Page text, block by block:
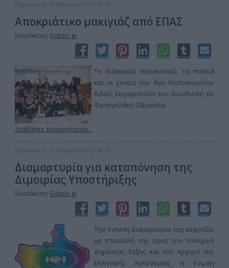
Παρασκευή, 22 Μαρτίου 2013 18:40
Αποκριάτικο μακιγιάζ από ΕΠΑΣ
Συντάκτης: Eidisis.gr
Το διδακτικό προσωπικό, τα παιδιά
και οι γονείς του 9ου Νηπιαγωγείου
Κιλκίς ευχαριστούν τον διευθυντή κο
Φραγγελάκη Οδυσσέα,
Διαβάστε περισσότερα...
Παρασκευή, 22 Μαρτίου 2013 18:30
Διαμαρτυρία για καταπόνηση της
Διμοιρίας Υποστήριξης
Συντάκτης: Eidisis.gr
Την έντονη διαμαρτυρία της εκφράζει
με επιστολή της προς τον Υπουργό
Δημόσιας Τάξης και τον Αρχηγό της
Ελληνικής Αστυνομίας η Ενωση